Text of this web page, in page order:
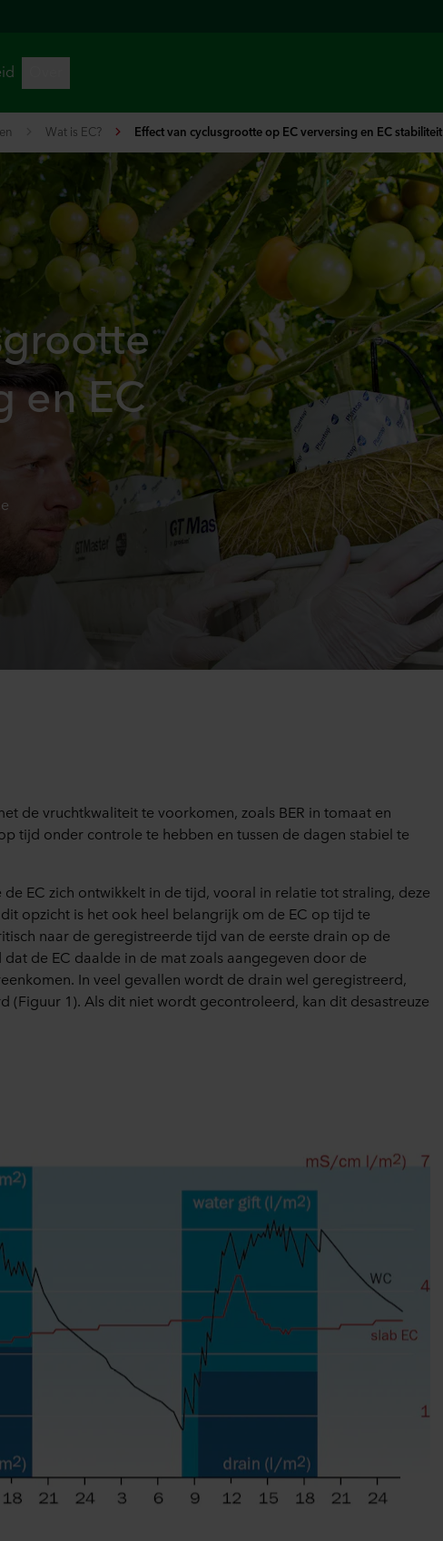
Wat is EC? Effect van cyclusgrootte op EC verversing en EC stabiliteit
en EC
de vruchtkwaliteit te voorkomen, zoals BER in tomaat en
tijd onder controle te hebben en tussen de dagen stabiel te
EC zich ontwikkelt in de tijd, vooral in relatie tot straling, deze
opzicht is het ook heel belangrijk om de EC op tijd te
naar de geregistreerde tijd van de eerste drain op de
de EC daalde in de mat zoals aangegeven door de
In veel gevallen wordt de drain wel geregistreerd,
(Figuur 1). Als dit niet wordt gecontroleerd, kan dit desastreuze